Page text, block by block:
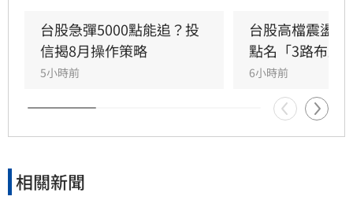
應用材料（Applied Materials）被列為值得長期
持有的潛力標的。隨著AI產業預計在2030年前保
持強勁成長，這些設備供應商的營收與市場價值
有望持續攀升。專家提醒，投資市場瞬息萬變，
相關建議僅供參考，投資人應審慎評估潛在風險
並自行承擔決策結果。
台股急彈5000點能追？投
信揭8月操作策略
5小時前
台股高檔震盪
點名「3路布局
6小時前
相關新聞